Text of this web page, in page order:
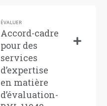
ÉVALUER
Accord-cadre
pour des
services
d’expertise
en matière
d’évaluation-